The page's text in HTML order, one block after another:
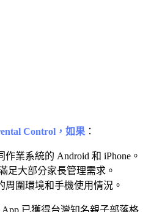
Control，如果 ：
業系統的 Android 和 iPhone。
足大部分家長管理需求。
周圍環境和手機使用情況。